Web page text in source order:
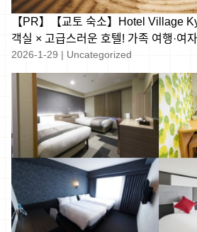
【PR】【교토 숙소】Hotel Village
객실 × 고급스러운 호텔! 가족 여행·여
2026-1-29 | Uncategorized